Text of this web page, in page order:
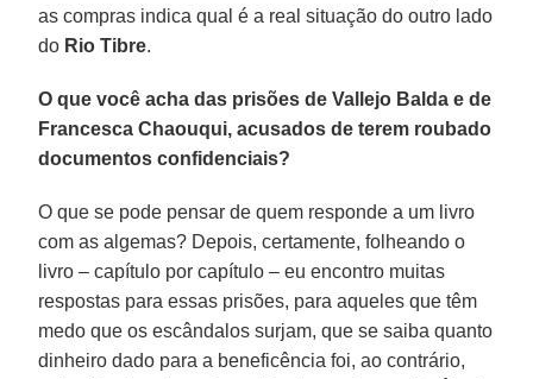
as compras indica qual é a real situação do outro lado
do Rio Tibre.
O que você acha das prisões de Vallejo Balda e de
Francesca Chaouqui, acusados de terem roubado
documentos confidenciais?
O que se pode pensar de quem responde a um livro
com as algemas? Depois, certamente, folheando o
livro – capítulo por capítulo – eu encontro muitas
respostas para essas prisões, para aqueles que têm
medo que os escândalos surjam, que se saiba quanto
dinheiro dado para a beneficência foi, ao contrário,